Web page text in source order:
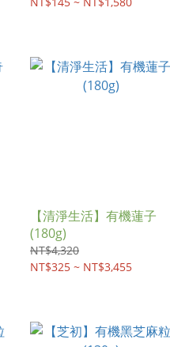
【清淨生活】有機蓮子
(180g)
NT$4,320
NT$325 ~ NT$3,455